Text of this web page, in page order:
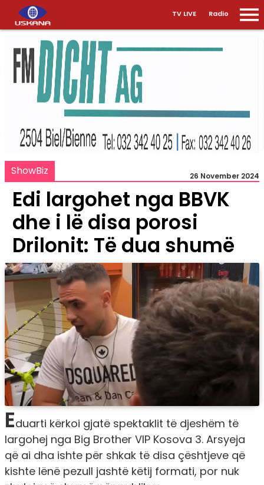
TV LIVE Radio
ShowBiz 26 November 2024
Edi largohet nga BBVK
dhe i lë disa porosi
Drilonit: Të dua shumë
Eduarti kërkoi gjatë spektaklit të djeshëm të
largohej nga Big Brother VIP Kosova 3. Arsyeja
që ai dha ishte për shkak të disa çështjeve që
kishte lënë pezull jashtë këtij formati, por nuk